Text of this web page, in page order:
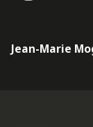
Jean-Marie